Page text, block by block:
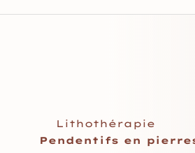
Lithothérapie
Pendentifs en